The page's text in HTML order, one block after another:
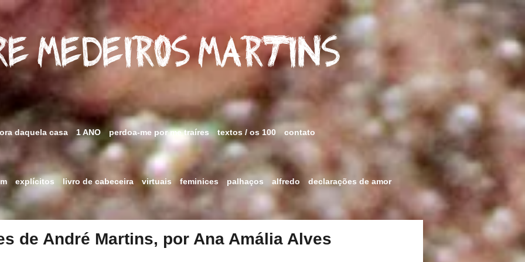
Medeiros Martins
daquela casa 1 ANO perdoa-me por me traíres textos / os 100 contato
explícitos livro de cabeceira virtuais feminices palhaços alfredo
declarações de amor
de André Martins, por Ana Amália Alves